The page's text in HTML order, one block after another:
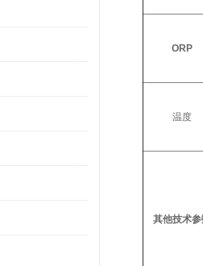
ORP
温度
其他技术参